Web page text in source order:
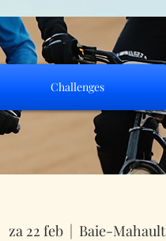
Challenges
za 22 feb
  |
Baie-Mahault